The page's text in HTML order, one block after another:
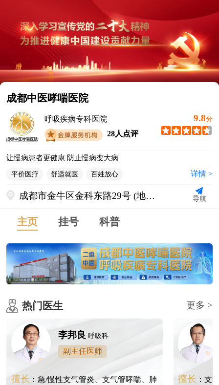
成都中医哮喘医院
呼吸疾病专科医院
28人点评
9.8分
让慢病患者更健康 防止慢病变大病
平价医疗 舒适就医 百姓放心 详情 >
成都市金牛区金科东路29号 (地铁2
导航
主页 挂号 科普
热门医生 更多 >
李邦良 呼吸科
副主任医师
擅长 ：急/慢性支气管炎、支气管哮喘、肺
擅长 ：支